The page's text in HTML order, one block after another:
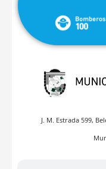
J. M. Estrada 599,